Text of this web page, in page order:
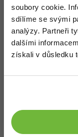
soubory cookie.
sdílíme se svými
analýzy. Partneři
dalšími
získali v důsledku
Více
Fórum
Kurzy e-
Blog
Děláme co je v
nejkvalitnější.
registrovaní